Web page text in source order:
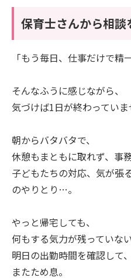
保育士さんから相談
「もう毎日、仕事だけで精
そんなふうに感じながら、
気づけば1日が終わっていま
朝からバタバタで、
休憩もまともに取れず、事
子どもたちの対応、気が張
のやりとり…。
やっと帰宅しても、
何もする気力が残っていない
明日の出勤時間を確認して、
またため息。